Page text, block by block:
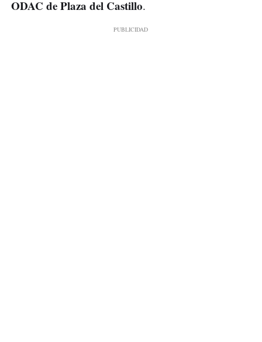
ODAC de Plaza del Castillo.